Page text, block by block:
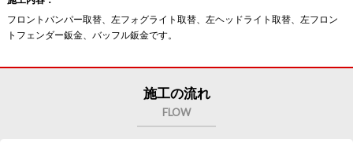
フロントバンパー取替、左フォグライト取替、左ヘッドライト取替、左フロン
トフェンダー鈑金、バッフル鈑金です。
施工の流れ
FLOW